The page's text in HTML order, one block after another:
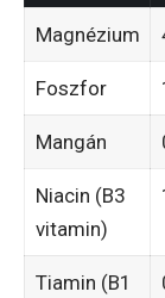
Magnézium
Foszfor
Mangán
Niacin (B3
vitamin)
Tiamin (B1